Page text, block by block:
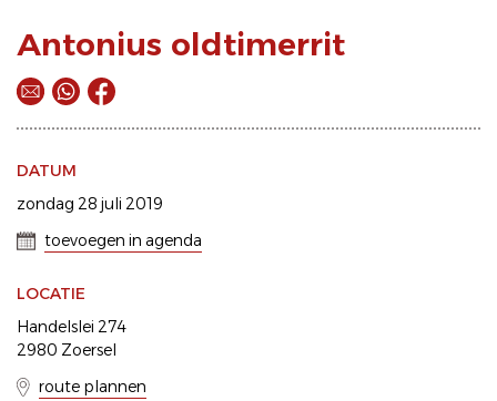
Antonius oldtimerrit
DATUM
zondag 28 juli 2019
toevoegen in agenda
LOCATIE
Handelslei 274
2980 Zoersel
route plannen